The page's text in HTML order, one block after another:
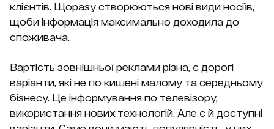
клієнтів. Щоразу створюються нові види носіїв,
щоби інформація максимально доходила до
споживача.
Вартість зовнішньої реклами різна, є дорогі
варіанти, які не по кишені малому та середньому
бізнесу. Це інформування по телевізору,
використання нових технологій. Але є й доступні